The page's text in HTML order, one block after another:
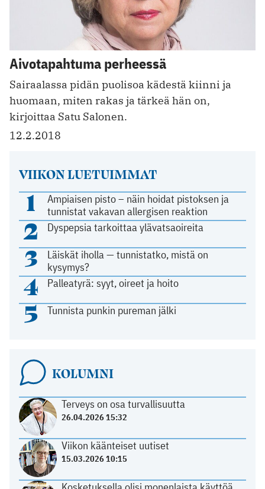
Aivotapahtuma perheessä
Sairaalassa pidän puolisoa kädestä kiinni ja
huomaan, miten rakas ja tärkeä hän on,
kirjoittaa Satu Salonen.
12.2.2018
VIIKON LUETUIMMAT
1
Ampiaisen pisto – näin hoidat pistoksen ja
tunnistat vakavan allergisen reaktion
2 Dyspepsia tarkoittaa ylävatsaoireita
3
Läiskät iholla — tunnistatko, mistä on
kysymys?
4 Palleatyrä: syyt, oireet ja hoito
5 Tunnista punkin pureman jälki
KOLUMNI
Terveys on osa turvallisuutta
26.04.2026 15:32
Viikon käänteiset uutiset
15.03.2026 10:15